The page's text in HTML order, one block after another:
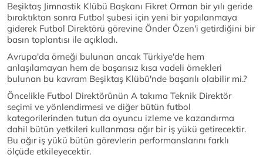
Beşiktaş Jimnastik Klübü Başkanı Fikret Orman bir yılı geride
bıraktıktan sonra Futbol şubesi için yeni bir yapılanmaya
giderek Futbol Direktörü görevine Önder Özen'i getirdiğini bir
basın toplantısı ile açıkladı.
Avrupa'da örneği bulunan ancak Türkiye'de hem
anlaşılamayan hem de başarısız kısa vadeli örnekleri
bulunan bu kavram Beşiktaş Klübü'nde başarılı olabilir mi.?
Öncelikle Futbol Direktörünün A takıma Teknik Direktör
seçimi ve yönlendirmesi ve diğer bütün futbol
kategorilerinden tutun da oyuncu izleme ve kazandırma
dahil bütün yetkileri kullanması ağır bir iş yükü getirecektir.
Bu ağır iş yükü bütün görevlerin performanslarını farklı
ölçüde etkileyecektir.